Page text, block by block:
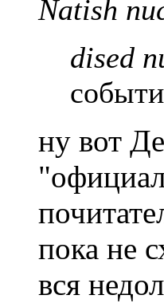
Natish
dised
ну вот
пока не
вся